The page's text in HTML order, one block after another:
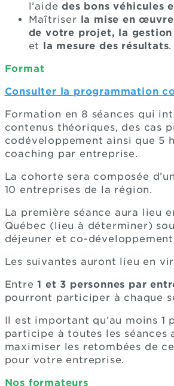
l’aidedes bons véhicules
Maîtriser la mise en
de votre projet, la gestion
et la mesure des résultats.
Format
Consulter la programmation
Formation en 8 séances qui
contenus théoriques, des cas
codéveloppement ainsi que 5
coaching par entreprise.
La cohorte sera composée
10 entreprises de la région.
La première séance aura lieu
Québec (lieu à déterminer)
déjeuner et co-
Les suivantes auront lieu en
Entre1 et 3 personnes par
pourront participer à chaque
Il est important qu’au moins 1
participe à toutes les séances
maximiser les retombées de
pour votre entreprise.
Nos formateurs